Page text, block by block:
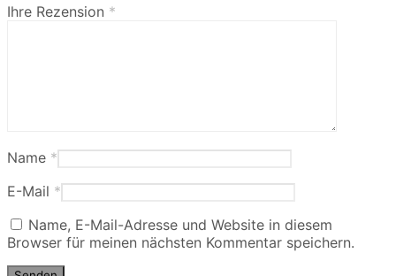
Ihre Rezension *
Name *
E-Mail *
Name, E-Mail-Adresse und Website in diesem
Browser für meinen nächsten Kommentar speichern.